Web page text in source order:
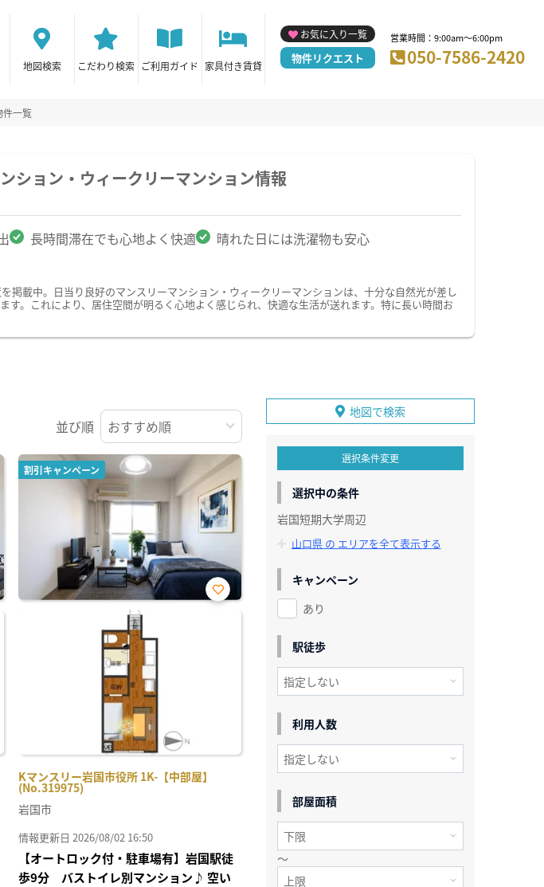
地図検索 こだわり検索 ご利用ガイド 家具付き賃貸
お気に入り一覧
物件リクエスト
営業時間：9:00am～6:00pm
050-7586-2420
件一覧
ション・ウィークリーマンション情報
長時間滞在でも心地よく快適 晴れた日には洗濯物も安心
載中。日当り良好のマンスリーマンション・ウィークリーマンションは、十分な自然光が差し
。これにより、居住空間が明るく心地よく感じられ、快適な生活が送れます。特に長い時間お
並び順
割引キャンペーン
Kマンスリー岩国市役所 1K-【中部屋】
(No.319975)
お気
岩国市
情報更新日 2026/08/02 16:50
【オートロック付・駐車場有】岩国駅徒
歩9分 バストイレ別マンション♪ 空い
地図で検索
選択条件変更
選択中の条件
岩国短期大学周辺
山口県 の エリアを全て表示する
キャンペーン
あり
駅徒歩
利用人数
部屋面積
～